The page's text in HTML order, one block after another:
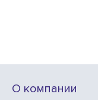
О компании